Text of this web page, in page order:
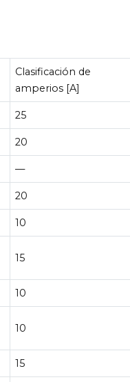
Clasificación de
amperios [A]
25
20
—
20
10
15
10
10
15